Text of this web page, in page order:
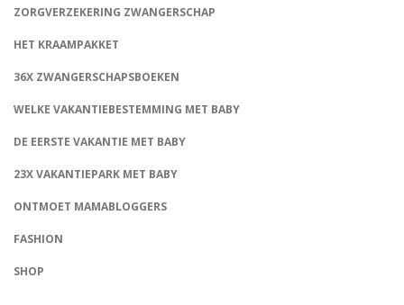
ZORGVERZEKERING ZWANGERSCHAP
HET KRAAMPAKKET
36X ZWANGERSCHAPSBOEKEN
WELKE VAKANTIEBESTEMMING MET BABY
DE EERSTE VAKANTIE MET BABY
23X VAKANTIEPARK MET BABY
ONTMOET MAMABLOGGERS
FASHION
SHOP